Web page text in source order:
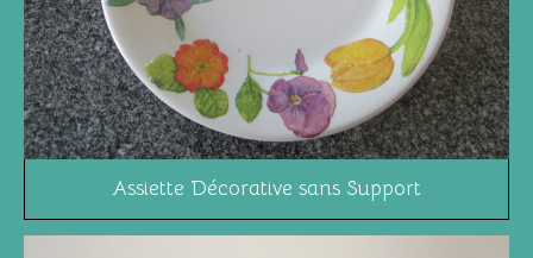
Assiette Décorative sans Support